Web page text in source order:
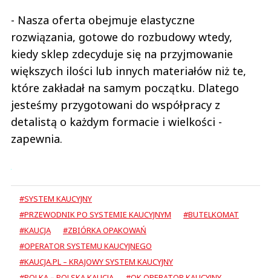
- Nasza oferta obejmuje elastyczne
rozwiązania, gotowe do rozbudowy wtedy,
kiedy sklep zdecyduje się na przyjmowanie
większych ilości lub innych materiałów niż te,
które zakładał na samym początku. Dlatego
jesteśmy przygotowani do współpracy z
detalistą o każdym formacie i wielkości -
zapewnia.
#SYSTEM KAUCYJNY
#PRZEWODNIK PO SYSTEMIE KAUCYJNYM
#BUTELKOMAT
#KAUCJA
#ZBIÓRKA OPAKOWAŃ
#OPERATOR SYSTEMU KAUCYJNEGO
#KAUCJA.PL – KRAJOWY SYSTEM KAUCYJNY